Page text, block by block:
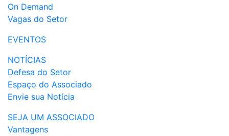
On Demand
Vagas do Setor
EVENTOS
NOTÍCIAS
Defesa do Setor
Espaço do Associado
Envie sua Notícia
SEJA UM ASSOCIADO
Vantagens